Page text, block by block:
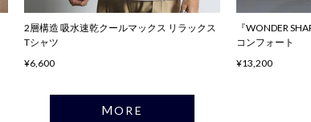
2層構造 吸水速乾クールマックス リラックス
Tシャツ
¥6,600
『WONDER
コンフォート
¥13,200
MORE